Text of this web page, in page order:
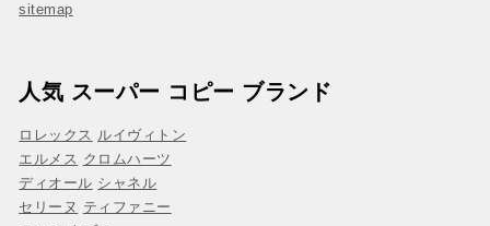
sitemap
人気 スーパー コピー ブランド
ロレックス ルイヴィトン
エルメス クロムハーツ
ディオール シャネル
セリーヌ ティファニー